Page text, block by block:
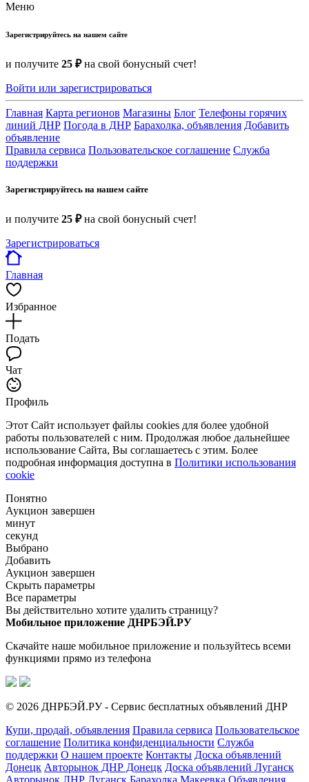
Меню
Зарегистрируйтесь на нашем сайте
и получите 25 ₽на свой бонусный счет!
Войти или зарегистрироваться
Главная Карта регионов Магазины Блог Телефоны горячих
линий ДНР Погода в ДНР Барахолка, объявления Добавить
объявление
Правила сервиса Пользовательское соглашение Служба
поддержки
Зарегистрируйтесь на нашем сайте
и получите 25 ₽на свой бонусный счет!
Зарегистрироваться
Главная
Избранное
Подать
Чат
Профиль
Этот Сайт использует файлы cookies для более удобной
работы пользователей с ним. Продолжая любое дальнейшее
использование Сайта, Вы соглашаетесь с этим. Более
подробная информация доступна в Политики использования
cookie
Понятно
Аукцион завершен
минут
секунд
Выбрано
Добавить
Аукцион завершен
Скрыть параметры
Все параметры
Вы действительно хотите удалить страницу?
Мобильное приложение ДНРБЭЙ.РУ
Скачайте наше мобильное приложение и пользуйтесь всеми
функциями прямо из телефона
© 2026 ДНРБЭЙ.РУ - Сервис бесплатных объявлений ДНР
Купи, продай, объявления Правила сервиса Пользовательское
соглашение Политика конфиденциальности Служба
поддержки О нашем проекте Контакты Доска объявлений
Донецк Авторынок ДНР Донецк Доска объявлений Луганск
Авторынок ЛНР Луганск Барахолка Макеевка Объявления